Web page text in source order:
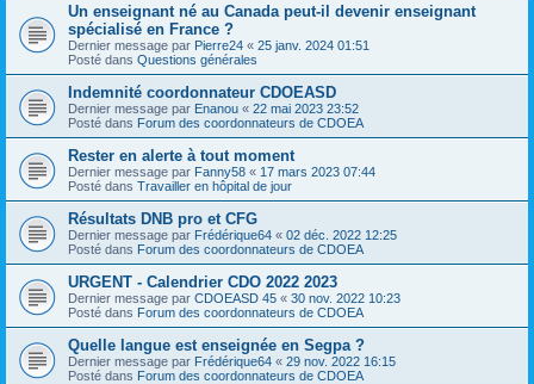
Un enseignant né au Canada peut-il devenir enseignant
spécialisé en France ?
Dernier message par Pierre24 « 25 janv. 2024 01:51
Posté dans Questions générales
Indemnité coordonnateur CDOEASD
Dernier message par Enanou « 22 mai 2023 23:52
Posté dans Forum des coordonnateurs de CDOEA
Rester en alerte à tout moment
Dernier message par Fanny58 « 17 mars 2023 07:44
Posté dans Travailler en hôpital de jour
Résultats DNB pro et CFG
Dernier message par Frédérique64 « 02 déc. 2022 12:25
Posté dans Forum des coordonnateurs de CDOEA
URGENT - Calendrier CDO 2022 2023
Dernier message par CDOEASD 45 « 30 nov. 2022 10:23
Posté dans Forum des coordonnateurs de CDOEA
Quelle langue est enseignée en Segpa ?
Dernier message par Frédérique64 « 29 nov. 2022 16:15
Posté dans Forum des coordonnateurs de CDOEA